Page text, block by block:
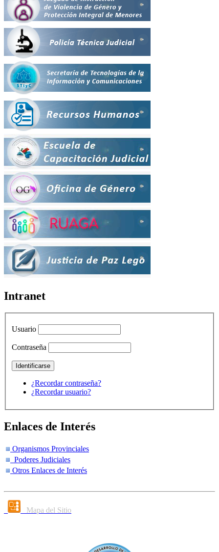
Intranet
Usuario
Contraseña
¿Recordar contraseña?
¿Recordar usuario?
Enlaces de Interés
Organismos Provinciales
Poderes Judiciales
Otros Enlaces de Interés
Mapa del Sitio